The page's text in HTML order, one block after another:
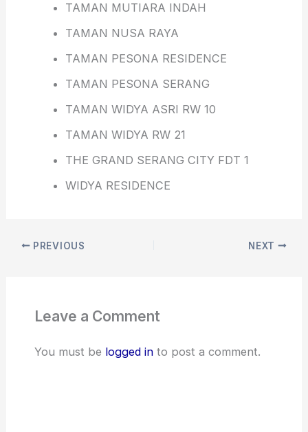
TAMAN MUTIARA INDAH
TAMAN NUSA RAYA
TAMAN PESONA RESIDENCE
TAMAN PESONA SERANG
TAMAN WIDYA ASRI RW 10
TAMAN WIDYA RW 21
THE GRAND SERANG CITY FDT 1
WIDYA RESIDENCE
PREVIOUS NEXT
Leave a Comment
You must be logged into post a comment.